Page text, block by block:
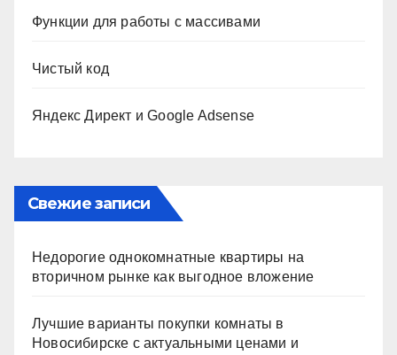
Функции для работы с массивами
Чистый код
Яндекс Директ и Google Adsense
Свежие записи
Недорогие однокомнатные квартиры на
вторичном рынке как выгодное вложение
Лучшие варианты покупки комнаты в
Новосибирске с актуальными ценами и